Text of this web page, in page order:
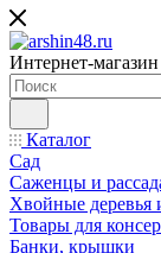
Интернет-магазин
Каталог
Сад
Саженцы и
Хвойные деревья
Товары для
Банки, крышки